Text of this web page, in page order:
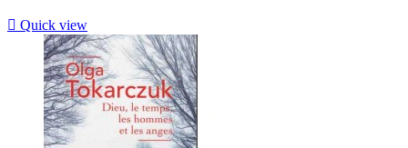
 Quick view